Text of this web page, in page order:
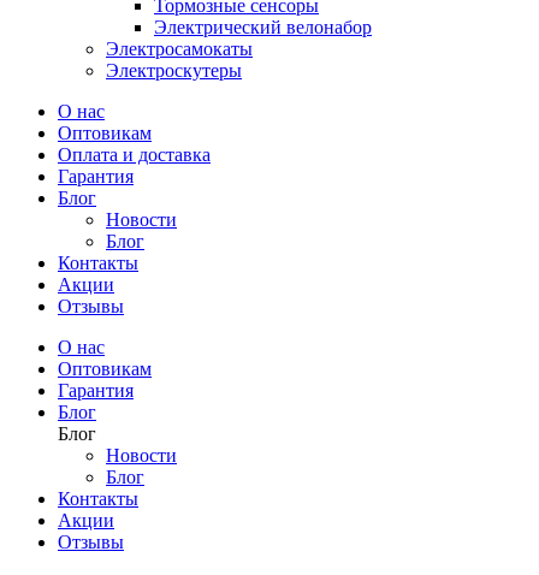
Тормозные сенсоры
Электрический велонабор
Электросамокаты
Электроскутеры
О нас
Оптовикам
Оплата и доставка
Гарантия
Блог
Новости
Блог
Контакты
Акции
Отзывы
О нас
Оптовикам
Гарантия
Блог
Блог
Новости
Блог
Контакты
Акции
Отзывы